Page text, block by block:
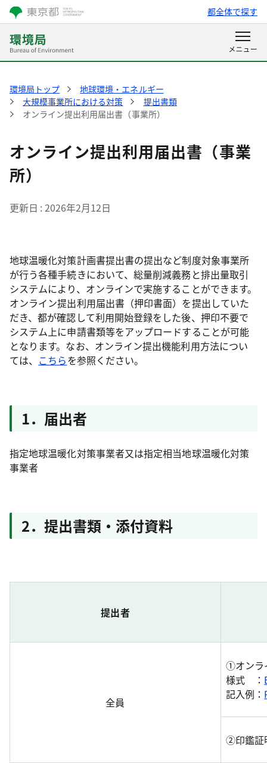
都全体で探す
環境局トップ
地球環境・エネルギー
大規模事業所における対策
提出書類
オンライン提出利用届出書（事業所）
オンライン提出利用届出書（事業
所）
更新日 2026年2月12日
地球温暖化対策計画書提出書の提出など制度対象事業所
が行う各種手続きにおいて、総量削減義務と排出量取引
システムにより、オンラインで実施することができます。
オンライン提出利用届出書（押印書面）を提出していた
だき、都が確認して利用開始登録をした後、押印不要で
システム上に申請書類等をアップロードすることが可能
となります。なお、オンライン提出機能利用方法につい
ては、 こちらを参照ください。
1．届出者
指定地球温暖化対策事業者又は指定相当地球温暖化対策
事業者
2．提出書類・添付資料
提出者
全員
①オンラ
様式 ：
記入例：
②印鑑証